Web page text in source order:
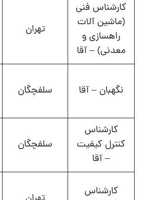
کارشناس فنی
(ماشین آلات
راهسازی و
معدنی) – آقا
تهران
نگهبان – آقا سلفچگان
کارشناس
کنترل کیفیت
– آقا
سلفچگان
کارشناس